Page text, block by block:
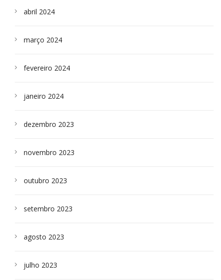
abril 2024
março 2024
fevereiro 2024
janeiro 2024
dezembro 2023
novembro 2023
outubro 2023
setembro 2023
agosto 2023
julho 2023